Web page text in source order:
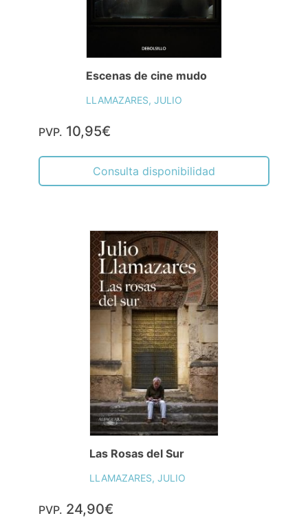
Escenas de cine mudo
LLAMAZARES, JULIO
PVP. 10,95€
Consulta disponibilidad
Las Rosas del Sur
LLAMAZARES, JULIO
PVP. 24,90€